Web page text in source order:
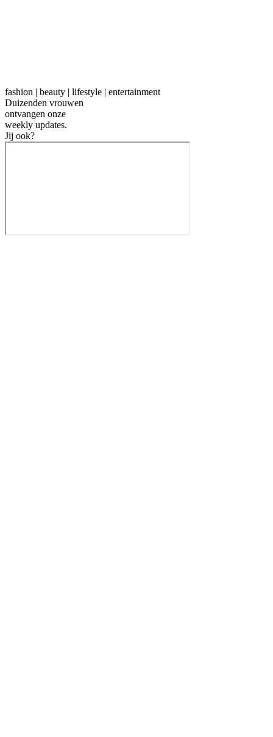
fashion | beauty | lifestyle | entertainment
Duizenden vrouwen
ontvangen onze
weekly updates.
Jij ook?